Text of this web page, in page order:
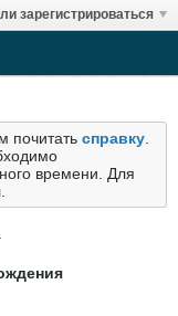
зарегистрироваться
почитать справку
времени. Для